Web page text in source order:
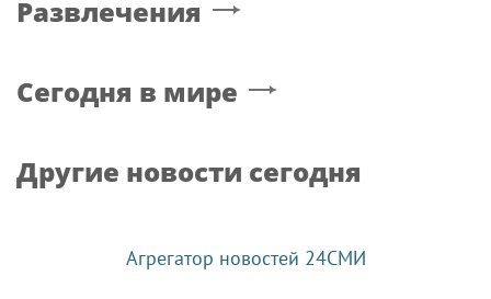
Развлечения
Сегодня в мире
Другие новости сегодня
Агрегатор новостей 24СМИ